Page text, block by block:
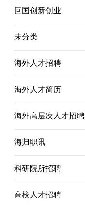
回国创新创业
未分类
海外人才招聘
海外人才简历
海外高层次人才招聘
海归职讯
科研院所招聘
高校人才招聘